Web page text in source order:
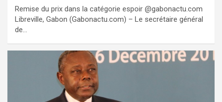
Remise du prix dans la catégorie espoir @gabonactu.com
Libreville, Gabon (Gabonactu.com) – Le secrétaire général
de…